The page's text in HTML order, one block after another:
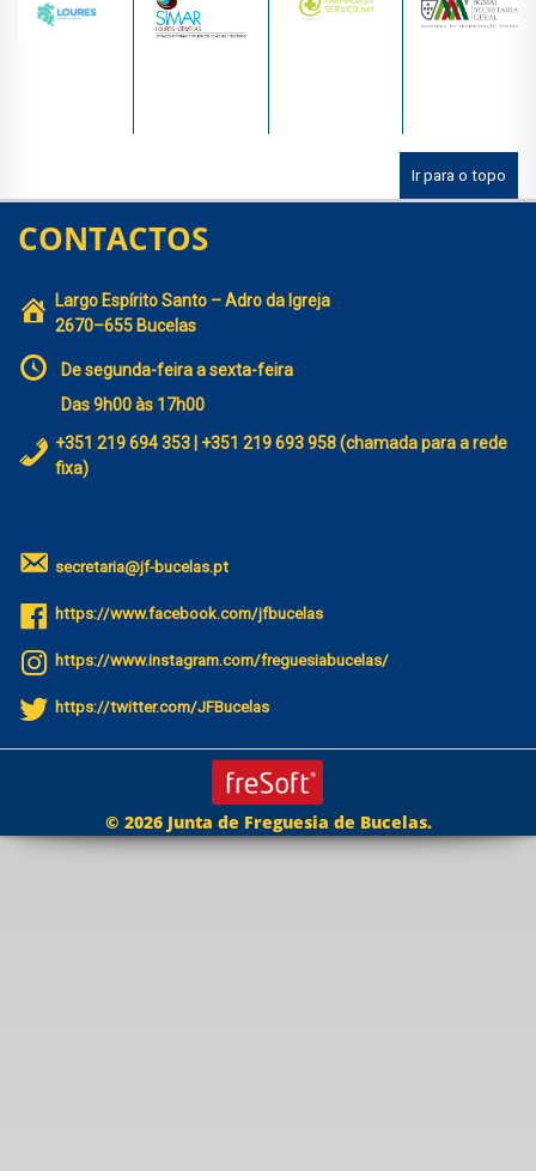
Ir para o topo
CONTACTOS
Largo Espírito Santo – Adro da Igreja
2670–655 Bucelas
De segunda-feira a sexta-feira
Das 9h00 às 17h00
+351 219 694 353 | +351 219 693 958 (chamada para a rede
fixa)
secretaria@jf-bucelas.pt
https://www.facebook.com/jfbucelas
https://www.instagram.com/freguesiabucelas/
https://twitter.com/JFBucelas
© 2026 Junta de Freguesia de Bucelas.